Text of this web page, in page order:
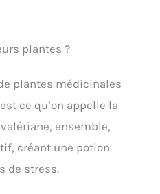
plantes ?
plantes médicinales
ce qu’on appelle la
ensemble,
créant une potion
de stress.